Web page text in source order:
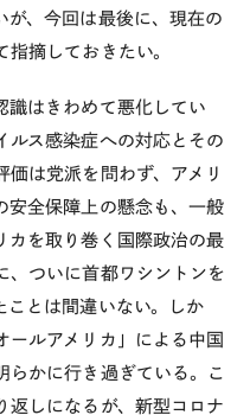
が、今回は最後に、現在の
摘しておきたい。
識はきわめて悪化してい
ルス感染症への対応とその
は党派を問わず、アメリ
安全保障上の懸念も、一般
カを取り巻く国際政治の最
、ついに首都ワシントンを
ことは間違いない。しか
ールアメリカ」による中国
らかに行き過ぎている。こ
返しになるが、新型コロナ